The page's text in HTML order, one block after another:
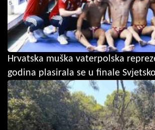
Hrvatska muška vaterpolska
godina plasirala se u finale